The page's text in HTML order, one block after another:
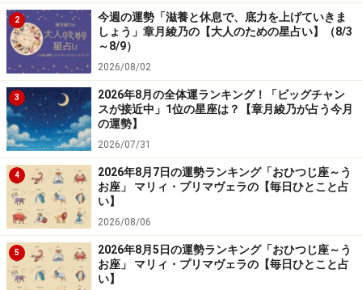
上向くはず。
＞【星占い】あなたの今週の運勢は？
7位：さそり座／蠍座（10月24日～11月22
日生まれ）
「さそり座」の今日の運勢
安定した運気ながら、目立つとトラブルの予感。控えめ
にしよう。
2
今週の運勢「滋養と休息で、底力を上げていきま
しょう」章月綾乃の【大人のための星占い】（8/3
～8/9）
2026/08/02
3
2026年8月の全体運ランキング！「ビッグチャン
スが接近中」1位の星座は？【章月綾乃が占う今月
の運勢】
2026/07/31
4
2026年8月7日の運勢ランキング「おひつじ座～う
お座」 マリィ・プリマヴェラの【毎日ひとこと占
い】
2026/08/06
5
2026年8月5日の運勢ランキング「おひつじ座～う
お座」 マリィ・プリマヴェラの【毎日ひとこと占
い】